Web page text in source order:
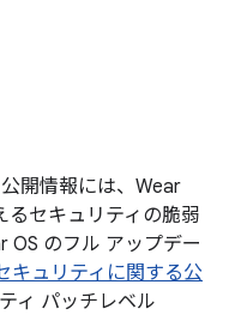
開情報には、Wear
るセキュリティの脆弱
OS のフル アップデー
キュリティに関する公
ィ パッチレベル